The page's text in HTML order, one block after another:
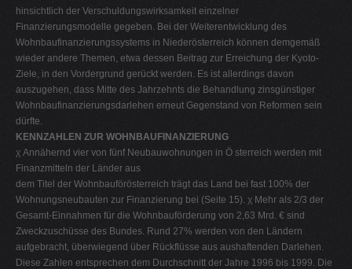
hinsichtlich der Verschuldungswirksamkeit einzelner
Finanzierungsmodelle gegeben. Bei der Weiterentwicklung des
Wohnbaufinanzierungssystems in Niederösterreich können demgemäß
wieder andere Themen, etwa dessen Beitrag zur Erreichung der Kyoto-
Ziele, in den Vordergrund gerückt werden. Es ist allerdings davon
auszugehen, dass Mitte des Jahrzehnts die Behandlung zinsgünstiger
Wohnbaufinanzierungsdarlehen erneut Gegenstand von Reformen sein
dürfte.
KENNZAHLEN ZUR WOHNBAUFINANZIERUNG
χ Annähernd vier von fünf Neubauwohnungen in Ö sterreich werden mit
Finanzmitteln der Länder aus
dem Titel der Wohnbauförösterreich trägt das Land bei fast 100% der
Wohnungsneubauten zur Finanzierung bei (Seite 15). χ Mehr als 2/3 der
Gesamt-Einnahmen für die Wohnbauförderung von 2,63 Mrd. € sind
Zweckzuschüsse des Bundes. Rund 27% werden von den Ländern
aufgebracht, überwiegend über Rückflüsse aus aushaftenden Darlehen.
Diese Zahlen entsprechen dem Durchschnitt der Jahre 1996 bis 1999. Die